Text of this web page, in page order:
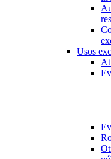
Usos